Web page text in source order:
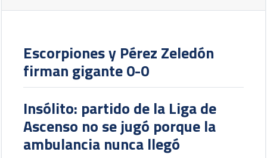
Escorpiones y Pérez Zeledón
firman gigante 0-0
Insólito: partido de la Liga de
Ascenso no se jugó porque la
ambulancia nunca llegó